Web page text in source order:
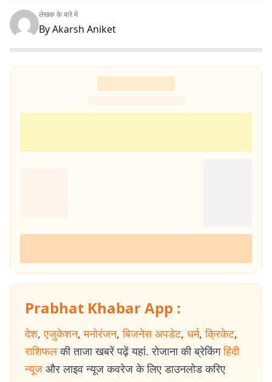
लेखक के बारे में
ByAkarsh Aniket
Prabhat Khabar App :
देश, एजुकेशन, मनोरंजन, बिजनेस अपडेट, धर्म, क्रिकेट,
राशिफल की ताजा खबरें पढ़ें यहां. रोजाना की ब्रेकिंग हिंदी
न्यूज और लाइव न्यूज कवरेज के लिए डाउनलोड करिए